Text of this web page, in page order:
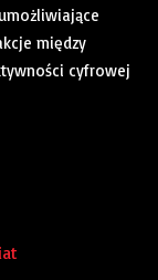
między
cyfrowej